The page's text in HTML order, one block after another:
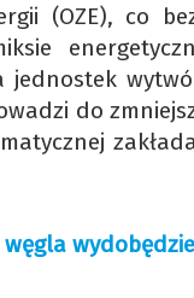
(OZE), co
jednostek
do
węgla